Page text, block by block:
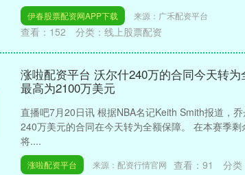
伊春股票配资网APP下载 来源：广禾配资平台
查看： 152 分类： 线上股票配资
涨啦配资平台 沃尔什240万的合同今天转
最高为2100万美元
直播吧7月20日讯 根据NBA名记Keith Smith报道，
240万美元的合同在今天转为全额保障。 在本赛季
将....
涨啦配资平台 来源：配资行情官网 查看： 91 分类